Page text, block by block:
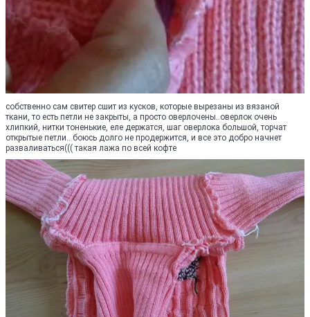
собственно сам свитер сшит из кусков, которые вырезаны из вязаной
ткани, то есть петли не закрыты, а просто оверлочены..оверлок очень
хлипкий, нитки тоненькие, еле держатся, шаг оверлока большой, торчат
открытые петли.. боюсь долго не продержится, и все это добро начнет
разваливаться((( такая лажа по всей кофте